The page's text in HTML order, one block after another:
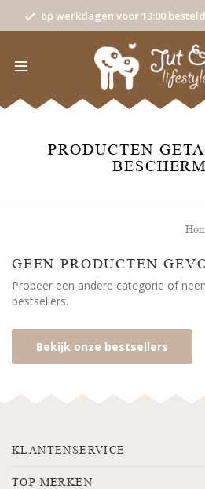
op werkdagen voor 13:00
PRODUCTEN
GEEN PRODUCTEN
Probeer een andere categorie of
bestsellers.
Bekijk onze bestsellers
KLANTENSERVICE
TOP MERKEN